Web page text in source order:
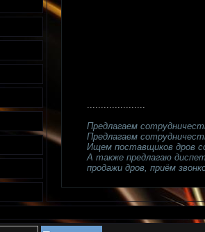
.....................
Предлагаем
Предлагаем
Ищем поставщиков дров
А также предлагаю
продажи дров, приём